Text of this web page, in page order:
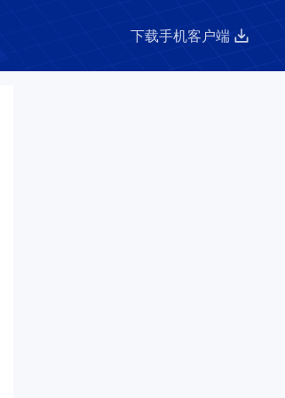
下载手机客户端